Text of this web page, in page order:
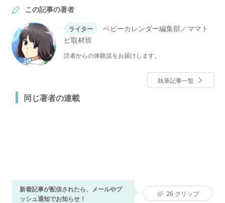
この記事の著者
ライター
ベビーカレンダー編集部／ママト
ピ取材班
読者からの体験談をお届けします。
執筆記事一覧
同じ著者の連載
新着記事が配信されたら、メールやプ
ッシュ通知でお知らせ！
26 クリップ